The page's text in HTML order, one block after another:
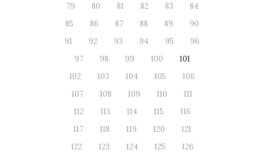
79
80 81 82 83
84
85
86 87 88 89
90
91
92 93 94 95
96
97
98 99 100
101
102
103 104 105
106
107
108 109 110
111
112
113 114 115
116
117
118 119 120
121
122
123 124 125
126